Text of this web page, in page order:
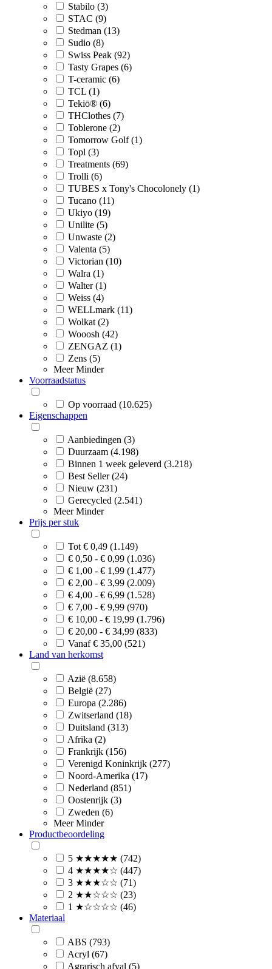
Stabilo (3)
STAC (9)
Stedman (13)
Sudio (8)
Swiss Peak (92)
Tasty Grapes (6)
T-ceramic (6)
TCL (1)
Tekiō® (6)
THClothes (7)
Toblerone (2)
Tomorrow Golf (1)
Topl (3)
Treatments (69)
Trolli (6)
TUBES x Tony's Chocolonely (1)
Tucano (11)
Ukiyo (19)
Unilite (5)
Unwaste (2)
Valenta (5)
Victorian (10)
Walra (1)
Walter (1)
Weiss (4)
WELLmark (11)
Wolkat (2)
Wooosh (42)
ZENGAZ (1)
Zens (5)
Meer Minder
Voorraadstatus
Op voorraad (10.625)
Eigenschappen
Aanbiedingen (3)
Duurzaam (4.198)
Binnen 1 week geleverd (3.218)
Best Seller (24)
Nieuw (231)
Gerecycled (2.541)
Meer Minder
Prijs per stuk
Tot € 0,49 (1.149)
€ 0,50 - € 0,99 (1.036)
€ 1,00 - € 1,99 (1.477)
€ 2,00 - € 3,99 (2.009)
€ 4,00 - € 6,99 (1.528)
€ 7,00 - € 9,99 (970)
€ 10,00 - € 19,99 (1.796)
€ 20,00 - € 34,99 (833)
Vanaf € 35,00 (521)
Land van herkomst
Azië (8.658)
België (27)
Europa (2.286)
Zwitserland (18)
Duitsland (313)
Afrika (2)
Frankrijk (156)
Verenigd Koninkrijk (277)
Noord-Amerika (17)
Nederland (851)
Oostenrijk (3)
Zweden (6)
Meer Minder
Productbeoordeling
5 ★★★★★ (742)
4 ★★★★☆ (447)
3 ★★★☆☆ (71)
2 ★★☆☆☆ (23)
1 ★☆☆☆☆ (46)
Materiaal
ABS (793)
Acryl (67)
Agrarisch afval (5)